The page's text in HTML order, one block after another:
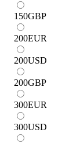
150GBP
200EUR
200USD
200GBP
300EUR
300USD